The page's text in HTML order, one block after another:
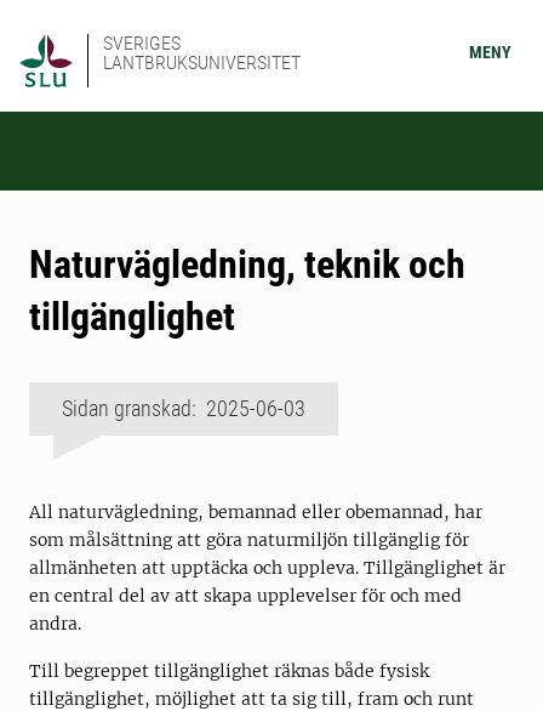
SVERIGES
LANTBRUKSUNIVERSITET
MENY
Naturvägledning, teknik och
tillgänglighet
Sidan granskad: 2025-06-03
All naturvägledning, bemannad eller obemannad, har
som målsättning att göra naturmiljön tillgänglig för
allmänheten att upptäcka och uppleva. Tillgänglighet är
en central del av att skapa upplevelser för och med
andra.
Till begreppet tillgänglighet räknas både fysisk
tillgänglighet, möjlighet att ta sig till, fram och runt